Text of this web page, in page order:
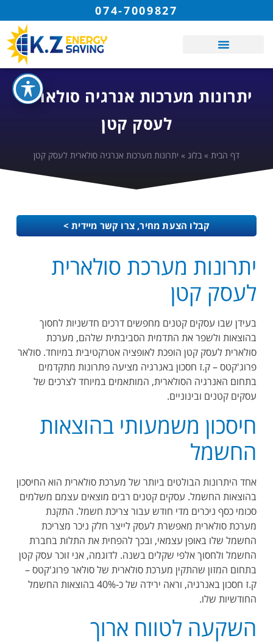
074-7009827
יתרונות מערכות אנרגיה סולארית
לעסק קטן
דף הבית » בלוג » יתרונות מערכות אנרגיה סולארית לעסק קטן
קבלו הצעת מחיר, צרו קשר מיידית >
יתרונות מערכת סולארית
לעסק קטן
בעידן שבו עסקים קטנים מחפשים דרכים חדשניות לחסוך
בהוצאות ולשפר את התדמית הסביבתית שלהם, מערכת
סולארית לעסק קטן הופכת לאופציה אטרקטיבית במיוחד. סולאר
פרוג'קטס – ק.ז חסכון באנרגיה מציעה פתרונות מתקדמים
בתחום האנרגיה הסולארית, המותאמים במיוחד לצרכים של
עסקים קטנים ובינוניים.
חיסכון משמעותי בהוצאות
החשמל
אחד היתרונות הבולטים ביותר של מערכת סולארית הוא החיסכון
בהוצאות החשמל. עסקים קטנים רבים מוצאים עצמם משלמים
סכומי כסף ניכרים מדי חודש עבור צריכת חשמל. התקנת
מערכת סולארית מאפשרת לעסק לייצר חלק ניכר מצריכת
החשמל שלו באופן עצמאי, ובכך להפחית את התלות בחברת
החשמל ולחסוך אלפי שקלים בשנה. לדוגמה, אני זוכר עסק קטן
בתחום המזון שהתקין מערכת סולארית של סולאר פרוג'קטס –
ק.ז חסכון באנרגיה, וראה ירידה של כ-40% בהוצאות החשמל
החודשיות שלו.
השקעה לטווח ארוך